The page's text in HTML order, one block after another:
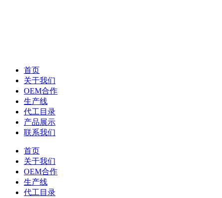
首页
关于我们
OEM合作
生产线
代工目录
产品展示
联系我们
首页
关于我们
OEM合作
生产线
代工目录